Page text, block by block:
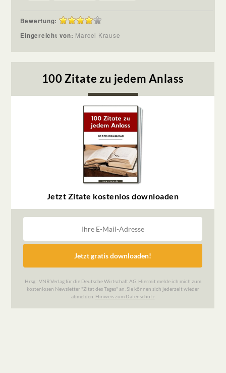
Bewertung:
Eingereicht von: Marcel Krause